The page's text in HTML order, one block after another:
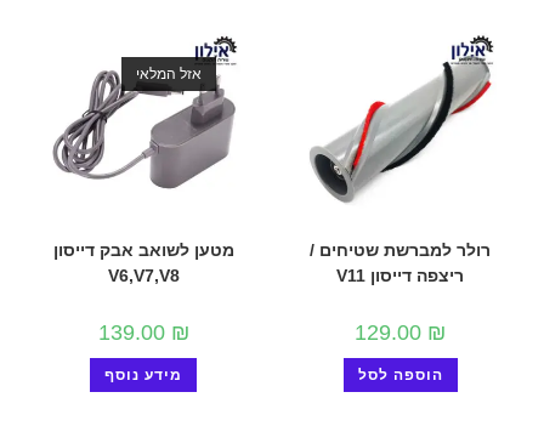
רולר למברשת שטיחים /
ריצפה דייסון V11
129.00 ₪
הוספה לסל
אזל המלאי
מטען לשואב אבק דייסון
V6,V7,V8
139.00 ₪
מידע נוסף